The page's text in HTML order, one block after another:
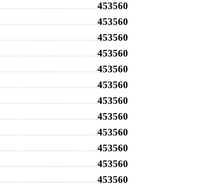
453560
453560
453560
453560
453560
453560
453560
453560
453560
453560
453560
453560